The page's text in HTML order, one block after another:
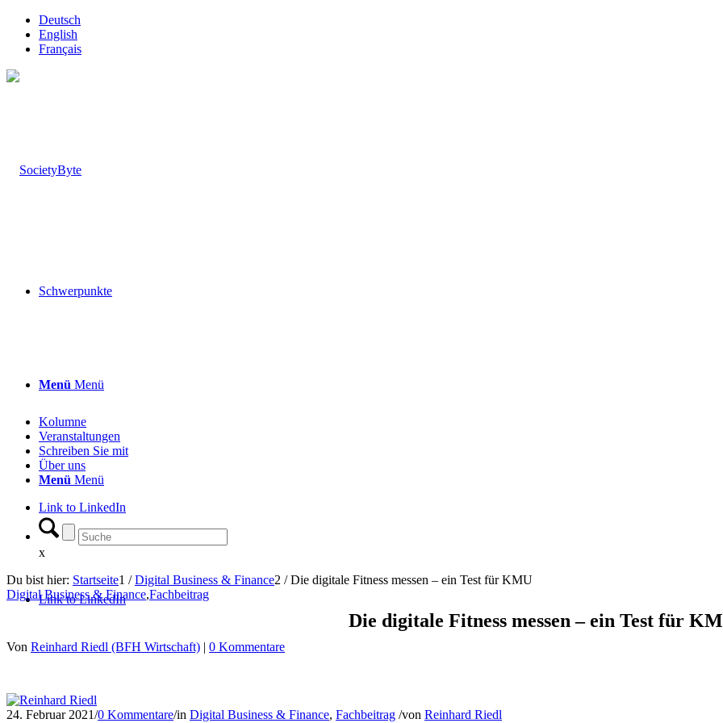
Deutsch
English
Français
Menü Menü
Link to LinkedIn
Schwerpunkte
Kolumne
Veranstaltungen
Schreiben Sie mit
Über uns
Menü Menü
Link to LinkedIn
x
Du bist hier: Startseite1 / Digital Business & Finance2 / Die digitale Fitness messen – ein Test für KMU
Digital Business & Finance,Fachbeitrag
Die digitale Fitness messen – ein Test für
Von Reinhard Riedl (BFH Wirtschaft) | 0 Kommentare
24. Februar 2021/0 Kommentare/in Digital Business & Finance, Fachbeitrag /von Reinhard Riedl